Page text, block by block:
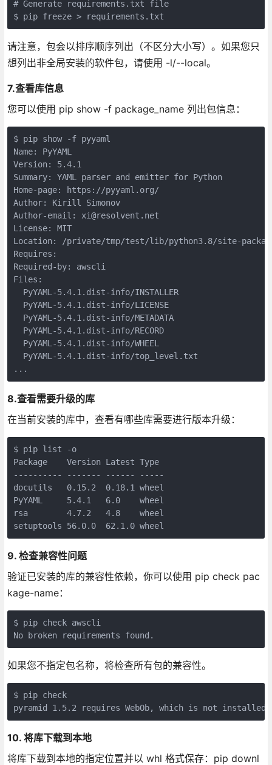
# Generate requirements.txt file
$ pip freeze > requirements.txt
请注意，包会以排序顺序列出（不区分大小写）。如果您只
想列出非全局安装的软件包，请使用 -l/--local。
7.查看库信息
您可以使用 pip show -f package_name 列出包信息：
$ pip show -f pyyaml
Name: PyYAML
Version: 5.4.1
Summary: YAML parser and emitter for Python
Home-page: https://pyyaml.org/
Author: Kirill Simonov
Author-email: xi@resolvent.net
License: MIT
Location: /private/tmp/test/lib/python3.8/site-
Requires:
Required-by: awscli
Files:
  PyYAML-5.4.1.dist-info/INSTALLER
  PyYAML-5.4.1.dist-info/LICENSE
  PyYAML-5.4.1.dist-info/METADATA
  PyYAML-5.4.1.dist-info/RECORD
  PyYAML-5.4.1.dist-info/WHEEL
  PyYAML-5.4.1.dist-info/top_level.txt
...
8.查看需要升级的库
在当前安装的库中，查看有哪些库需要进行版本升级：
$ pip list -o
Package    Version Latest Type
---------- ------- ------ -----
docutils   0.15.2  0.18.1 wheel
PyYAML     5.4.1   6.0    wheel
rsa        4.7.2   4.8    wheel
setuptools 56.0.0  62.1.0 wheel
9. 检查兼容性问题
验证已安装的库的兼容性依赖，你可以使用 pip check pac
kage-name：
$ pip check awscli
No broken requirements found.
如果您不指定包名称，将检查所有包的兼容性。
$ pip check
pyramid 1.5.2 requires WebOb, which is not installed.
10. 将库下载到本地
将库下载到本地的指定位置并以 whl 格式保存：pip downl